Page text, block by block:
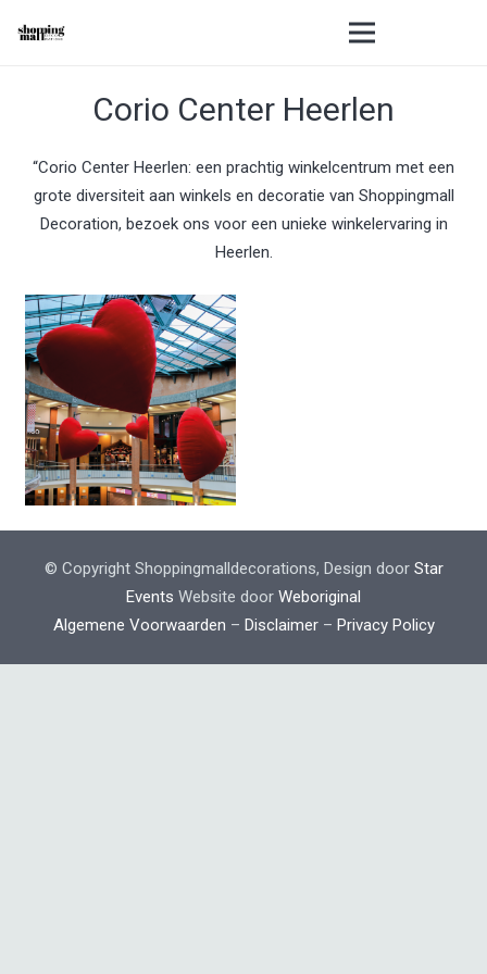
Corio Center Heerlen
“Corio Center Heerlen: een prachtig winkelcentrum met een
grote diversiteit aan winkels en decoratie van Shoppingmall
Decoration, bezoek ons voor een unieke winkelervaring in
Heerlen.
© Copyright Shoppingmalldecorations, Design door Star
Events Website door Weboriginal
Algemene Voorwaarden – Disclaimer– Privacy Policy